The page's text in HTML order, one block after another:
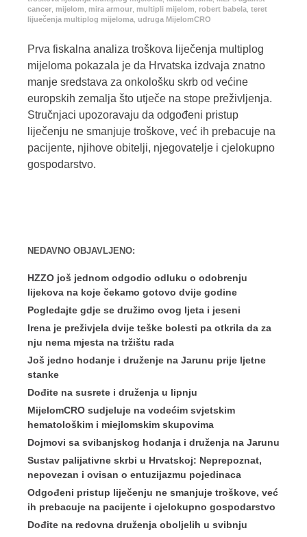
cancer mijelom mira armour multipli mijelom robert babela teret
lijuečenja multiplog mijeloma udruga MijelomCRO
Prva fiskalna analiza troškova liječenja multiplog
mijeloma pokazala je da Hrvatska izdvaja znatno
manje sredstava za onkološku skrb od većine
europskih zemalja što utječe na stope preživljenja.
Stručnjaci upozoravaju da odgođeni pristup
liječenju ne smanjuje troškove, već ih prebacuje na
pacijente, njihove obitelji, njegovatelje i cjelokupno
gospodarstvo.
NEDAVNO OBJAVLJENO:
HZZO još jednom odgodio odluku o odobrenju
lijekova na koje čekamo gotovo dvije godine
Pogledajte gdje se družimo ovog ljeta i jeseni
Irena je preživjela dvije teške bolesti pa otkrila da za
nju nema mjesta na tržištu rada
Još jedno hodanje i druženje na Jarunu prije ljetne
stanke
Dođite na susrete i druženja u lipnju
MijelomCRO sudjeluje na vodećim svjetskim
hematološkim i miejlomskim skupovima
Dojmovi sa svibanjskog hodanja i druženja na Jarunu
Sustav palijativne skrbi u Hrvatskoj: Neprepoznat,
nepovezan i ovisan o entuzijazmu pojedinaca
Odgođeni pristup liječenju ne smanjuje troškove, već
ih prebacuje na pacijente i cjelokupno gospodarstvo
Dođite na redovna druženja oboljelih u svibnju